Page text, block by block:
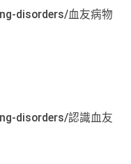
disorders/血友病物
disorders/認識血友